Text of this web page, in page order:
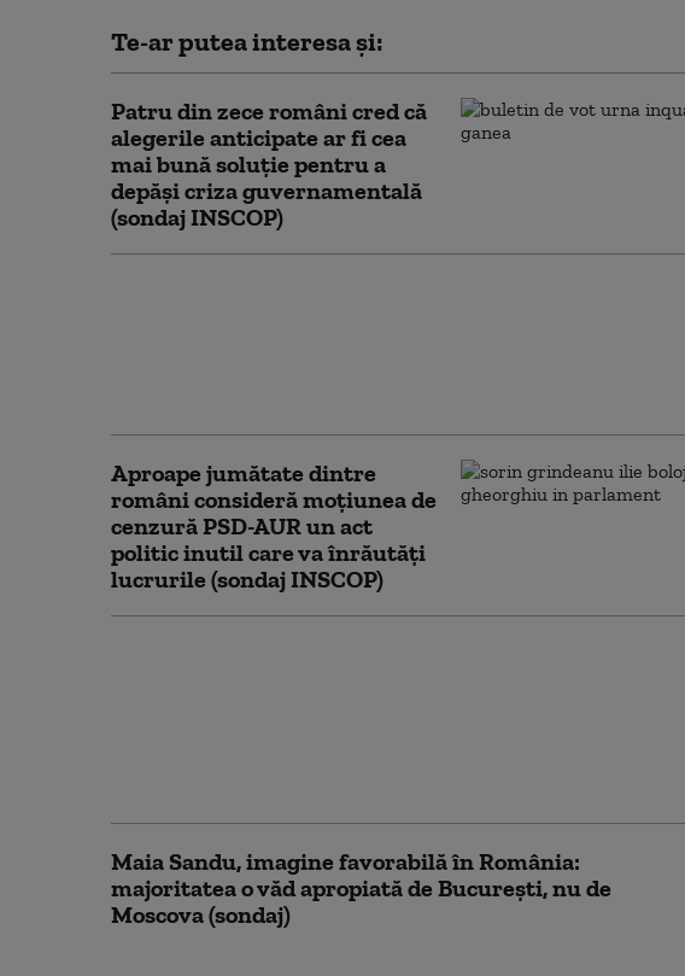
Te-ar putea interesa și:
Patru din zece români cred că
alegerile anticipate ar fi cea
mai bună soluţie pentru a
depăși criza guvernamentală
(sondaj INSCOP)
Aproape jumătate dintre
români consideră moțiunea de
cenzură PSD-AUR un act
politic inutil care va înrăutăți
lucrurile (sondaj INSCOP)
Maia Sandu, imagine favorabilă în România:
majoritatea o văd apropiată de București, nu de
Moscova (sondaj)